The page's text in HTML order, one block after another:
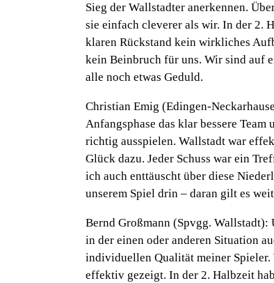
Sieg der Wallstadter anerkennen.
sie einfach cleverer als wir. In der 2.
klaren Rückstand kein wirkliches
kein Beinbruch für uns. Wir sind auf
alle noch etwas Geduld.
Christian Emig (Edingen-
Anfangsphase das klar bessere
richtig ausspielen. Wallstadt war
Glück dazu. Jeder Schuss war ein
ich auch enttäuscht über diese
unserem Spiel drin – daran gilt es
Bernd Großmann (Spvgg. Wallstadt):
in der einen oder anderen Situation
individuellen Qualität meiner Spieler.
effektiv gezeigt. In der 2. Halbzeit